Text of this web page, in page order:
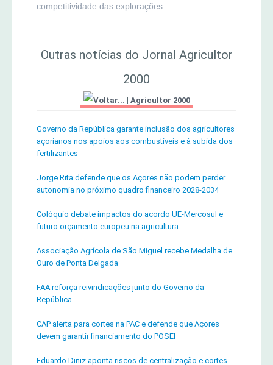
competitividade das explorações.
Outras notícias do Jornal Agricultor
2000
| Agricultor 2000
Governo da República garante inclusão dos agricultores
açorianos nos apoios aos combustíveis e à subida dos
fertilizantes
Jorge Rita defende que os Açores não podem perder
autonomia no próximo quadro financeiro 2028-2034
Colóquio debate impactos do acordo UE-Mercosul e
futuro orçamento europeu na agricultura
Associação Agrícola de São Miguel recebe Medalha de
Ouro de Ponta Delgada
FAA reforça reivindicações junto do Governo da
República
CAP alerta para cortes na PAC e defende que Açores
devem garantir financiamento do POSEI
Eduardo Diniz aponta riscos de centralização e cortes